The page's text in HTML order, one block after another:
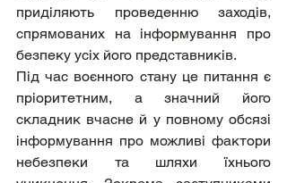
приділяють проведенню заходів,
спрямованих на інформування про
безпеку усіх його представників.
Під час воєнного стану це питання є
пріоритетним, а значний його
складник вчасне й у повному обсязі
інформування про можливі фактори
небезпеки та шляхи їхнього